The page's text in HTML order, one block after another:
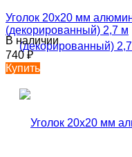
Уголок 20х20 мм
(декорированный) 2,7 м
В наличии
740 ₽
Купить